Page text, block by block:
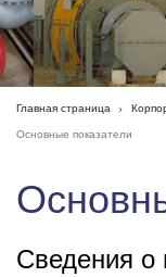
Главная страница
Основные показатели
Сведения о